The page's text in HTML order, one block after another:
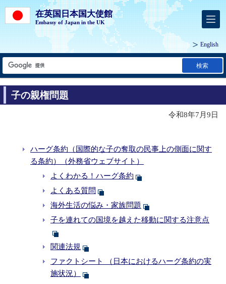
在英国日本国大使館
Embassy of Japan in the UK
English
検索
子の親権問題
令和8年7月9日
ハーグ条約（国際的な子の奪取の民事上の側面に関す
る条約）（外務省ウェブサイト）
よくわかる！ハーグ条約
よくある質問
海外生活の悩み・家族問題
子を連れての国境を越えた移動に関する注意点
関連法規
ファクトシート （日本におけるハーグ条約の実
施状況）